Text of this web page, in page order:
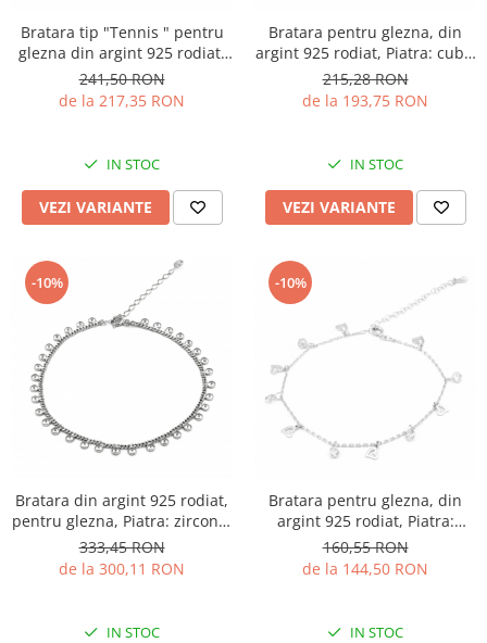
Bratara tip "Tennis " pentru
glezna din argint 925 rodiat,
Piatra: cubic zirconia, Culoare:
transparenta, Sonis Silver
241,50 RON
de la 217,35 RON
IN STOC
VEZI VARIANTE
Bratara pentru glezna, din
argint 925 rodiat, Piatra: cubic
zirconia, Culoare:
transparenta, Sonis Silver
215,28 RON
de la 193,75 RON
IN STOC
VEZI VARIANTE
-10%
Bratara din argint 925 rodiat,
pentru glezna, Piatra: zirconia
fatetata, Sonis Silver
333,45 RON
de la 300,11 RON
IN STOC
-10%
Bratara pentru glezna, din
argint 925 rodiat, Piatra:
zirconia fatetata, Culoare:
transparenta, Sonis Silver
160,55 RON
de la 144,50 RON
IN STOC